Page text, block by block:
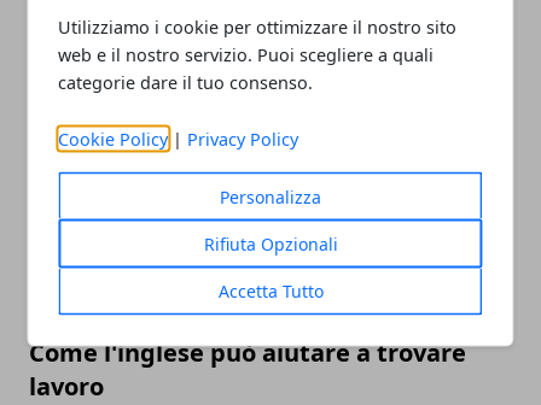
Utilizziamo i cookie per ottimizzare il nostro sito
web e il nostro servizio. Puoi scegliere a quali
categorie dare il tuo consenso.
Cookie Policy | Privacy Policy
Personalizza
Rifiuta Opzionali
Accetta Tutto
Aspetti da valutare quando si sceglie un
camping
12/09/2025
Come l'inglese può aiutare a trovare
lavoro